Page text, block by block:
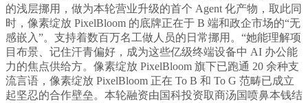
的浅层挪用，做为本轮营业升级的首个 Agent 化产物，取此同
时，像素绽放 PixelBloom 的底牌正在于 B 端和政企市场的“无
感嵌入”。支持着数百万名工做人员的日常挪用。“她能理解项
目布景、记住汗青偏好，成为这些亿级终端设备中 AI 办公能
力的焦点供给方。像素绽放 PixelBloom 旗下已跑通 20 余种支
流言语，像素绽放 PixelBloom 正在 To B 和 To G 范畴已成立
起坚忍的合作壁垒。本轮融资由国科投资取商汤国喷鼻本钱结